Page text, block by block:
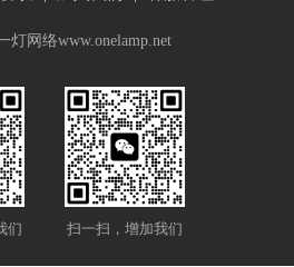
灯网络www.onelamp.net
们 扫一扫，增加我们